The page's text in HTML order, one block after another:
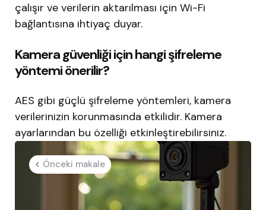
çalışır ve verilerin aktarılması için Wi-Fi
bağlantısına ihtiyaç duyar.
Kamera güvenliği için hangi şifreleme
yöntemi önerilir?
AES gibi güçlü şifreleme yöntemleri, kamera
verilerinizin korunmasında etkilidir. Kamera
ayarlarından bu özelliği etkinleştirebilirsiniz.
Post
navigation
Önceki makale